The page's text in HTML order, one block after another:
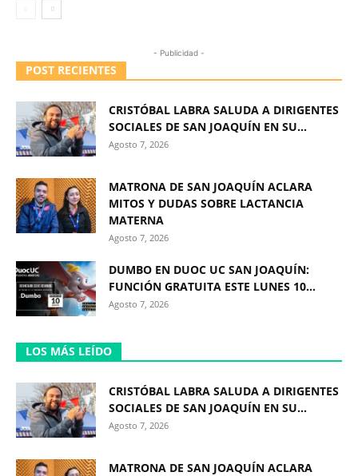
- Publicidad -
POST RECIENTES
CRISTÓBAL LABRA SALUDA A DIRIGENTES
SOCIALES DE SAN JOAQUÍN EN SU...
Agosto 7, 2026
MATRONA DE SAN JOAQUÍN ACLARA
MITOS Y DUDAS SOBRE LACTANCIA
MATERNA
Agosto 7, 2026
DUMBO EN DUOC UC SAN JOAQUÍN:
FUNCIÓN GRATUITA ESTE LUNES 10...
Agosto 7, 2026
LOS MÁS LEÍDO
CRISTÓBAL LABRA SALUDA A DIRIGENTES
SOCIALES DE SAN JOAQUÍN EN SU...
Agosto 7, 2026
MATRONA DE SAN JOAQUÍN ACLARA